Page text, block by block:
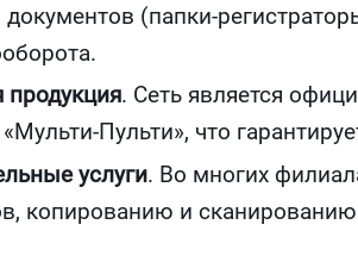
документов (папки-
продукция. Сеть является
Пульти», что
услуги. Во многих
копированию и